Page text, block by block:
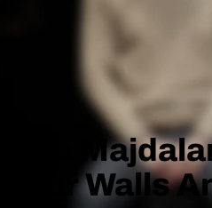
Lina
Four Walls